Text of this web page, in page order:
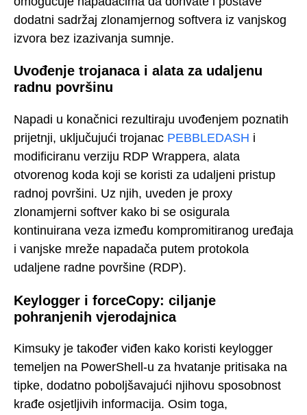
dodatni sadržaj zlonamjernog softvera iz vanjskog
izvora bez izazivanja sumnje.
Uvođenje trojanaca i alata za udaljenu
radnu površinu
Napadi u konačnici rezultiraju uvođenjem poznatih
prijetnji, uključujući trojanac PEBBLEDASH i
modificiranu verziju RDP Wrappera, alata
otvorenog koda koji se koristi za udaljeni pristup
radnoj površini. Uz njih, uveden je proxy
zlonamjerni softver kako bi se osigurala
kontinuirana veza između kompromitiranog uređaja
i vanjske mreže napadača putem protokola
udaljene radne površine (RDP).
Keylogger i forceCopy: ciljanje
pohranjenih vjerodajnica
Kimsuky je također viđen kako koristi keylogger
temeljen na PowerShell-u za hvatanje pritisaka na
tipke, dodatno poboljšavajući njihovu sposobnost
krađe osjetljivih informacija. Osim toga,